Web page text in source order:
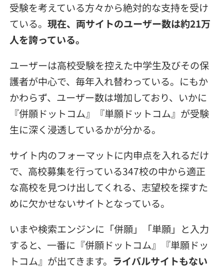
受験を考えている方々から絶対的な支持を受け
ている。現在、両サイトのユーザー数は約21万
人を誇っている。
ユーザーは高校受験を控えた中学生及びその保
護者が中心で、毎年入れ替わっている。にもか
かわらず、ユーザー数は増加しており、いかに
『併願ドットコム』『単願ドットコム』が受験
生に深く浸透しているかが分かる。
サイト内のフォーマットに内申点を入れるだけ
で、高校募集を行っている347校の中から適正
な高校を見つけ出してくれる、志望校を探すた
めに欠かせないサイトとなっている。
いまや検索エンジンに「併願」「単願」と入力
すると、一番に『併願ドットコム』『単願ドッ
トコム』が出てきます。 ライバルサイトもない